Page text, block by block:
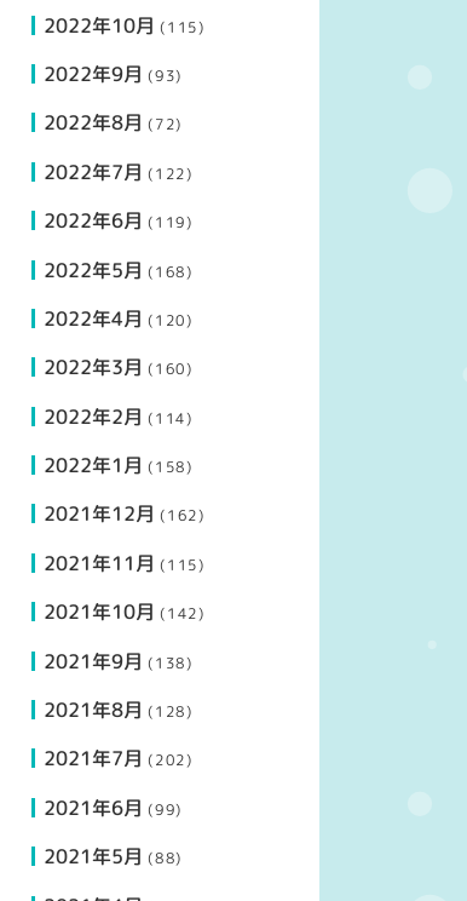
2022年10月 (115)
2022年9月 (93)
2022年8月 (72)
2022年7月 (122)
2022年6月 (119)
2022年5月 (168)
2022年4月 (120)
2022年3月 (160)
2022年2月 (114)
2022年1月 (158)
2021年12月 (162)
2021年11月 (115)
2021年10月 (142)
2021年9月 (138)
2021年8月 (128)
2021年7月 (202)
2021年6月 (99)
2021年5月 (88)